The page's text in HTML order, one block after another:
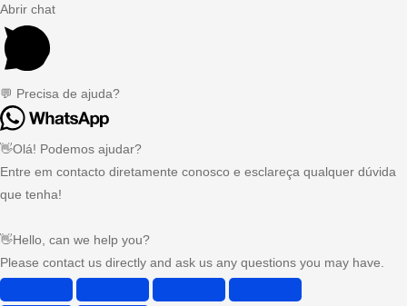
Abrir chat
💬 Precisa de ajuda?
👋Olá! Podemos ajudar?
Entre em contacto diretamente conosco e esclareça qualquer dúvida
que tenha!
👋Hello, can we help you?
Please contact us directly and ask us any questions you may have.